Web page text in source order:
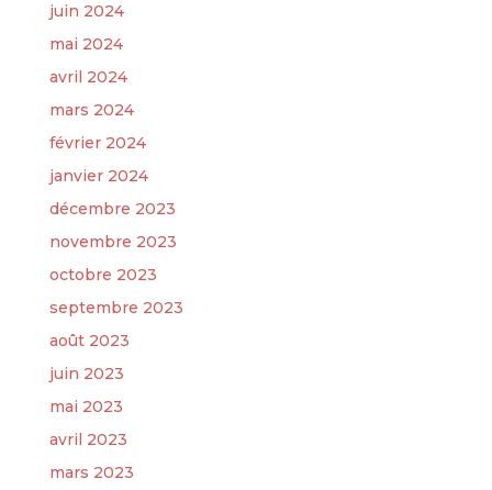
juin 2024
mai 2024
avril 2024
mars 2024
février 2024
janvier 2024
décembre 2023
novembre 2023
octobre 2023
septembre 2023
août 2023
juin 2023
mai 2023
avril 2023
mars 2023